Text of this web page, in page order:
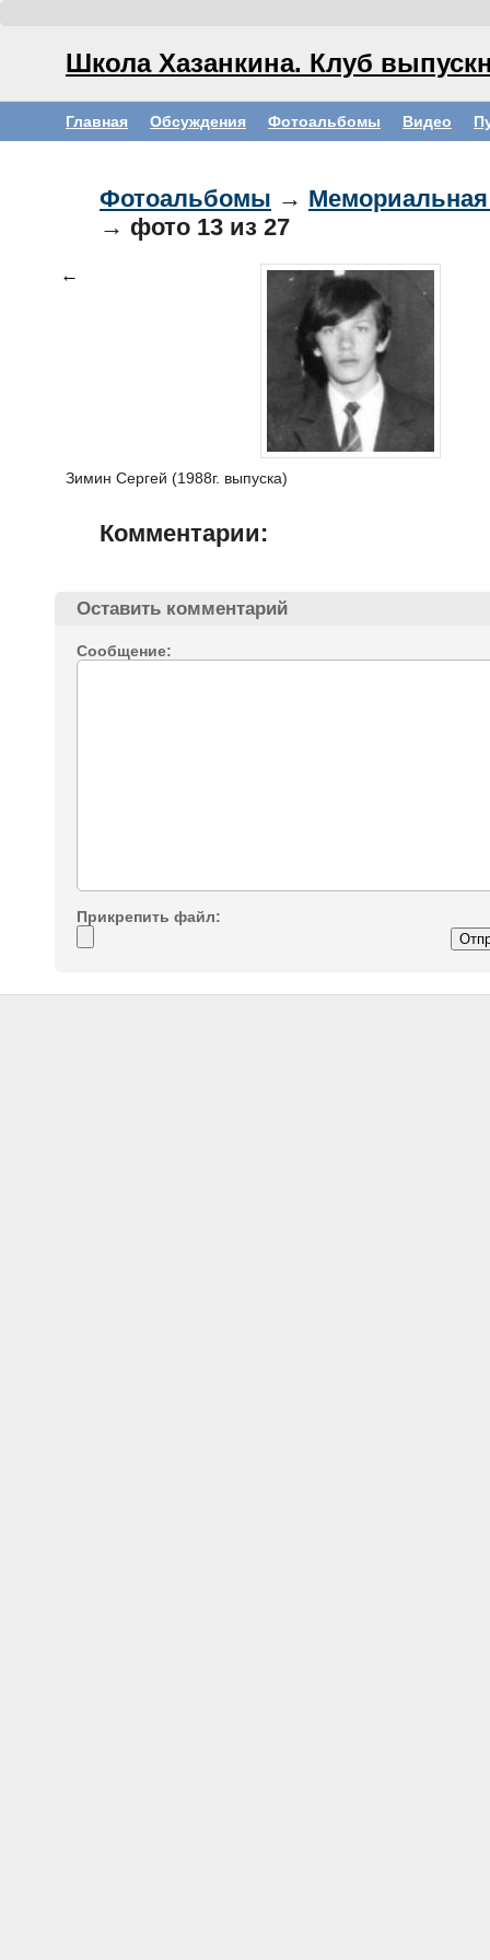
Школа Хазанкина. Клуб
Главная Обсуждения Фотоальбомы Видео
Фотоальбомы → Мемориальная
→ фото 13 из 27
←
Зимин Сергей (1988г. выпуска)
Комментарии:
Оставить комментарий
Сообщение:
Прикрепить файл: